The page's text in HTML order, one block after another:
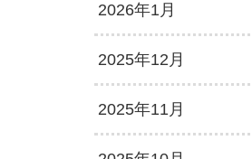
2026年1月
2025年12月
2025年11月